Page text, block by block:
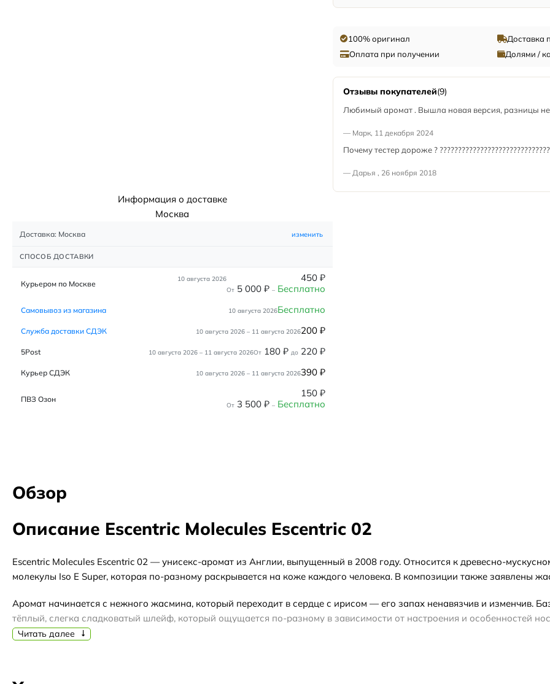
100% оригинал
Доставка
Оплата при получении
Долями /
Отзывы покупателей(9)
Любимый аромат . Вышла новая версия, разницы не
— Марк, 11 декабря 2024
Почему тестер дороже ?
— Дарья , 26 ноября 2018
Информация о доставке
Москва
Доставка: Москва изменить
СПОСОБ ДОСТАВКИ
Курьером по Москве 10 августа 2026 450 ₽
От 5 000 ₽ – Бесплатно
Самовывоз из магазина 10 августа 2026Бесплатно
Служба доставки СДЭК 10 августа 2026 – 11 августа 2026200 ₽
5Post 10 августа 2026 – 11 августа 2026От 180 ₽ до 220 ₽
Курьер СДЭК 10 августа 2026 – 11 августа 2026390 ₽
ПВЗ Озон 150 ₽
От 3 500 ₽ – Бесплатно
Обзор
Описание Escentric Molecules Escentric 02
Escentric Molecules Escentric 02 — унисекс-аромат из Англии, выпущенный в 2008 году. Относится к древесно-
молекулы Iso E Super, которая по-разному раскрывается на коже каждого человека. В композиции также заявлены
Аромат начинается с нежного жасмина, который переходит в сердце с ирисом — его запах ненавязчив и изменчив.
тёплый, слегка сладковатый шлейф, который ощущается по-разному в зависимости от настроения и особенностей
Читать далее